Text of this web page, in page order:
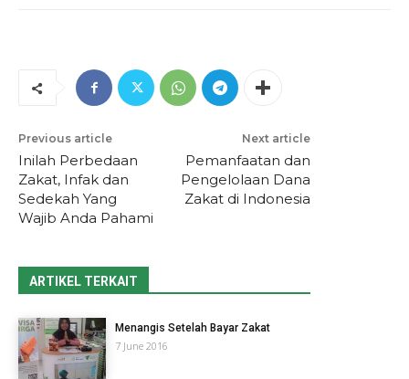
Previous article
Inilah Perbedaan
Zakat, Infak dan
Sedekah Yang
Wajib Anda Pahami
Next article
Pemanfaatan dan
Pengelolaan Dana
Zakat di Indonesia
ARTIKEL TERKAIT
Menangis Setelah Bayar Zakat
7 June 2016